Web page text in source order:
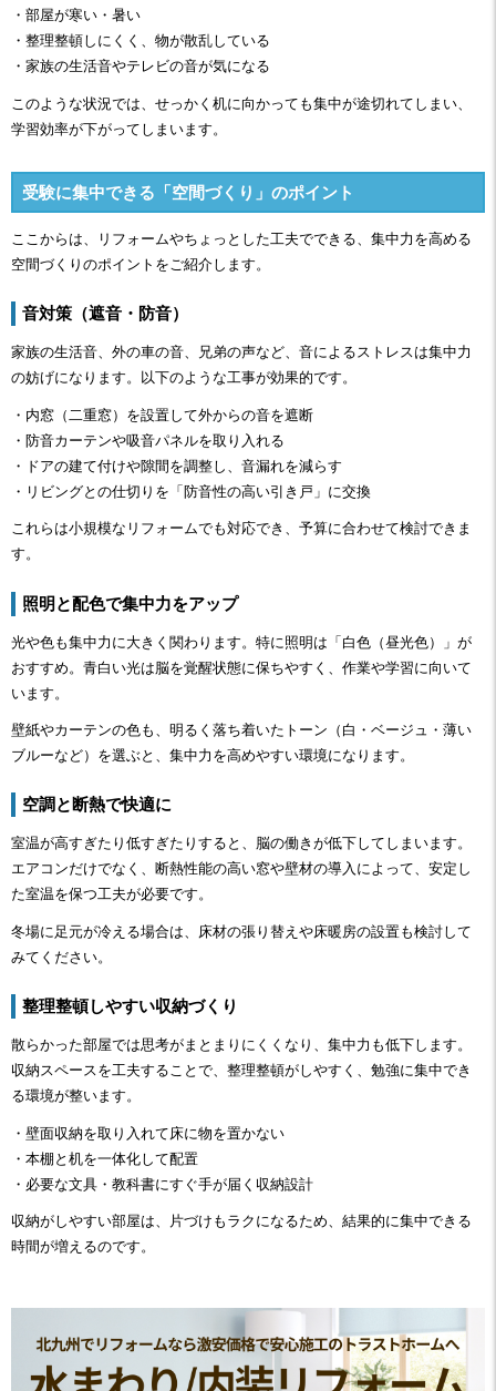
・部屋が寒い・暑い
・整理整頓しにくく、物が散乱している
・家族の生活音やテレビの音が気になる
このような状況では、せっかく机に向かっても集中が途切れてしまい、
学習効率が下がってしまいます。
受験に集中できる「空間づくり」のポイント
ここからは、リフォームやちょっとした工夫でできる、集中力を高める
空間づくりのポイントをご紹介します。
音対策（遮音・防音）
家族の生活音、外の車の音、兄弟の声など、音によるストレスは集中力
の妨げになります。以下のような工事が効果的です。
・内窓（二重窓）を設置して外からの音を遮断
・防音カーテンや吸音パネルを取り入れる
・ドアの建て付けや隙間を調整し、音漏れを減らす
・リビングとの仕切りを「防音性の高い引き戸」に交換
これらは小規模なリフォームでも対応でき、予算に合わせて検討できま
す。
照明と配色で集中力をアップ
光や色も集中力に大きく関わります。特に照明は「白色（昼光色）」が
おすすめ。青白い光は脳を覚醒状態に保ちやすく、作業や学習に向いて
います。
壁紙やカーテンの色も、明るく落ち着いたトーン（白・ベージュ・薄い
ブルーなど）を選ぶと、集中力を高めやすい環境になります。
空調と断熱で快適に
室温が高すぎたり低すぎたりすると、脳の働きが低下してしまいます。
エアコンだけでなく、断熱性能の高い窓や壁材の導入によって、安定し
た室温を保つ工夫が必要です。
冬場に足元が冷える場合は、床材の張り替えや床暖房の設置も検討して
みてください。
整理整頓しやすい収納づくり
散らかった部屋では思考がまとまりにくくなり、集中力も低下します。
収納スペースを工夫することで、整理整頓がしやすく、勉強に集中でき
る環境が整います。
・壁面収納を取り入れて床に物を置かない
・本棚と机を一体化して配置
・必要な文具・教科書にすぐ手が届く収納設計
収納がしやすい部屋は、片づけもラクになるため、結果的に集中できる
時間が増えるのです。